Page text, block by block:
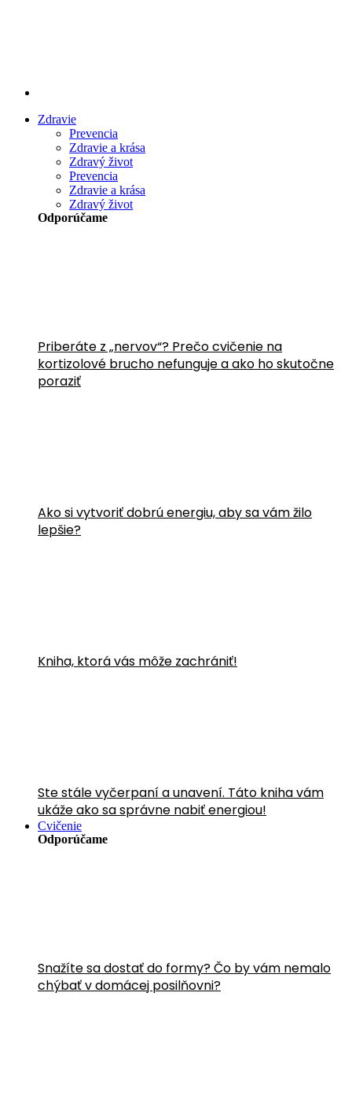
Zdravie
Prevencia
Zdravie a krása
Zdravý život
Prevencia
Zdravie a krása
Zdravý život
Odporúčame
Priberáte z „nervov“? Prečo cvičenie na
kortizolové brucho nefunguje a ako ho skutočne
poraziť
Ako si vytvoriť dobrú energiu, aby sa vám žilo
lepšie?
Kniha, ktorá vás môže zachrániť!
Ste stále vyčerpaní a unavení. Táto kniha vám
ukáže ako sa správne nabiť energiou!
Cvičenie
Odporúčame
Snažíte sa dostať do formy? Čo by vám nemalo
chýbať v domácej posilňovni?